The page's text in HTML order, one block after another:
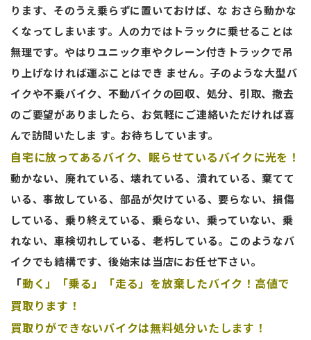
ります、そのうえ乗らずに置いておけば、な おさら動かな
くなってしまいます。人の力ではトラックに乗せることは
無理です。やはりユニック車やクレーン付きトラックで吊
り上げなければ運ぶことはでき ません。子のような大型バ
イクや不乗バイク、不動バイクの回収、処分、引取、撤去
のご要望がありましたら、お気軽にご連絡いただければ喜
んで訪問いたしま す。お待ちしています。
自宅に放ってあるバイク、眠らせているバイクに光を！
動かない、廃れている、壊れている、潰れている、棄てて
いる、事故している、部品が欠けている、要らない、損傷
している、乗り終えている、乗らない、乗っていない、乗
れない、車検切れしている、老朽している。 このようなバ
イクでも結構です、後始末は当店にお任せ下さい。
「動く」「乗る」「走る」を放棄したバイク！高値で
買取ります！
買取りができないバイクは無料処分いたします！